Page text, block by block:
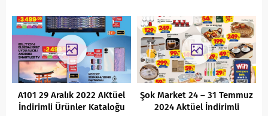
A101 29 Aralık 2022 AKtüel
İndirimli Ürünler Kataloğu
Şok Market 24 – 31 Temmuz
2024 Aktüel İndirimli